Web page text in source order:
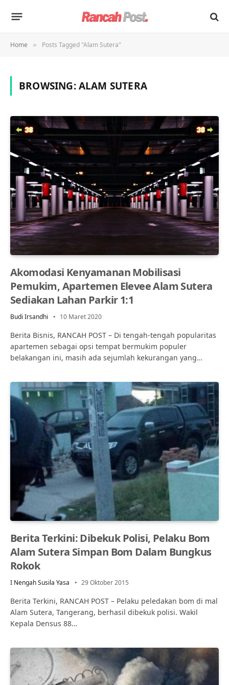
Home » Posts Tagged "Alam Sutera"
BROWSING:ALAM SUTERA
Akomodasi Kenyamanan Mobilisasi
Pemukim, Apartemen Elevee Alam Sutera
Sediakan Lahan Parkir 1:1
Budi Irsandhi 10 Maret 2020
Berita Bisnis, RANCAH POST – Di tengah-tengah popularitas
apartemen sebagai opsi tempat bermukim populer
belakangan ini, masih ada sejumlah kekurangan yang…
Berita Terkini: Dibekuk Polisi, Pelaku Bom
Alam Sutera Simpan Bom Dalam Bungkus
Rokok
I Nengah Susila Yasa 29 Oktober 2015
Berita Terkini, RANCAH POST – Pelaku peledakan bom di mal
Alam Sutera, Tangerang, berhasil dibekuk polisi. Wakil
Kepala Densus 88…